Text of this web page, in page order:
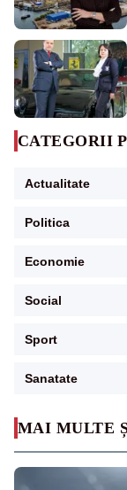
MAI MULTE
CATEGORII
Actualitate
Politica
Economie
Social
Sport
Sanatate